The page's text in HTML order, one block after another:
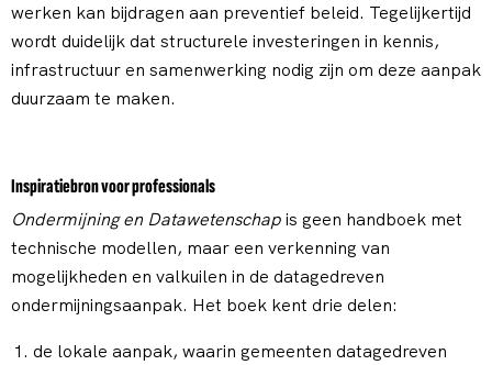
werken kan bijdragen aan preventief beleid. Tegelijkertijd
wordt duidelijk dat structurele investeringen in kennis,
infrastructuur en samenwerking nodig zijn om deze aanpak
duurzaam te maken.
Inspiratiebron voor professionals
Ondermijning en Datawetenschapis geen handboek met
technische modellen, maar een verkenning van
mogelijkheden en valkuilen in de datagedreven
ondermijningsaanpak. Het boek kent drie delen:
de lokale aanpak, waarin gemeenten datagedreven